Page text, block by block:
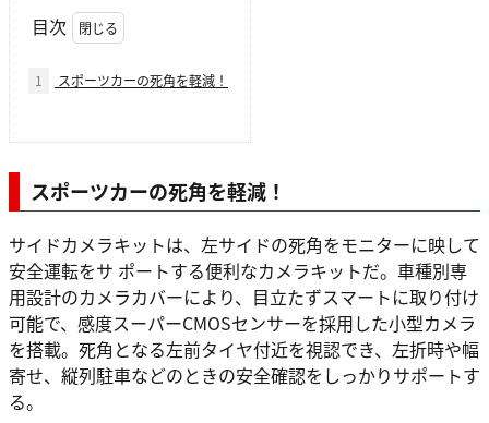
目次
1 スポーツカーの死角を軽減！
スポーツカーの死角を軽減！
サイドカメラキットは、左サイドの死角をモニターに映して
安全運転をサ ポートする便利なカメラキットだ。車種別専
用設計のカメラカバーにより、目立たずスマートに取り付け
可能で、感度スーパーCMOSセンサーを採用した小型カメラ
を搭載。死角となる左前タイヤ付近を視認でき、左折時や幅
寄せ、縦列駐車などのときの安全確認をしっかりサポートす
る。